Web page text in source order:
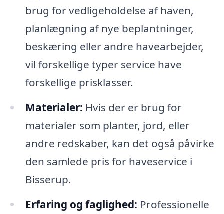
brug for vedligeholdelse af haven,
planlægning af nye beplantninger,
beskæring eller andre havearbejder,
vil forskellige typer service have
forskellige prisklasser.
Materialer: Hvis der er brug for
materialer som planter, jord, eller
andre redskaber, kan det også påvirke
den samlede pris for haveservice i
Bisserup.
Erfaring og faglighed: Professionelle